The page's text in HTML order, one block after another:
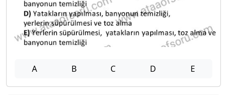
A B C D E